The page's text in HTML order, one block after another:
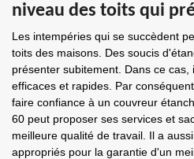
niveau des toits qui
Les intempéries qui se succèdent
toits des maisons. Des soucis
présenter subitement. Dans ce
efficaces et rapides. Par
faire confiance à un couvreur
60 peut proposer ses services et
meilleure qualité de travail. Il a
appropriés pour la garantie d'un